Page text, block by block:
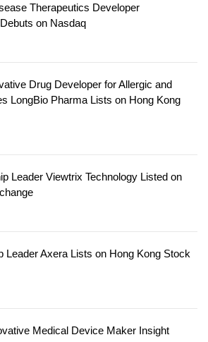
Therapeutics Developer
on Nasdaq
Drug Developer for Allergic and
LongBio Pharma Lists on Hong Kong
Leader Viewtrix Technology Listed on
Leader Axera Lists on Hong Kong Stock
Medical Device Maker Insight